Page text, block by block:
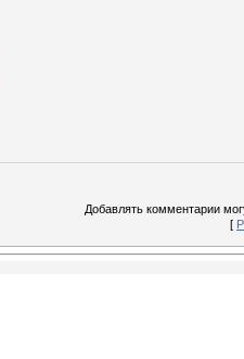
Добавлять комментарии
[